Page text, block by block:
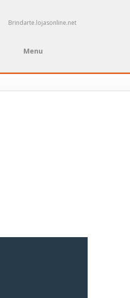
Brindarte.lojasonline.net
Menu